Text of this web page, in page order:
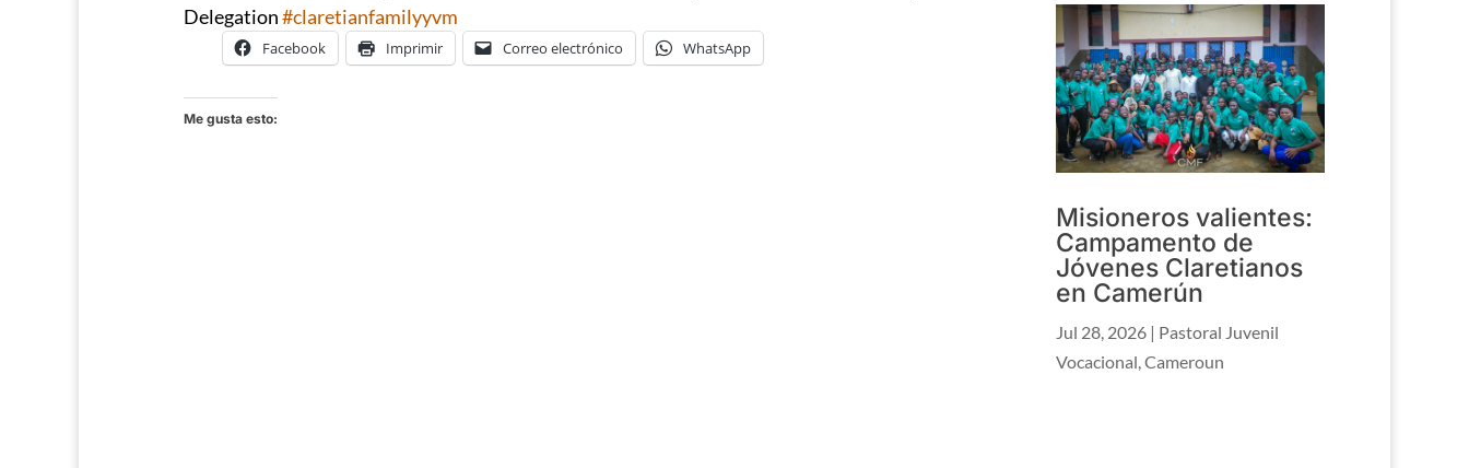
Delegation#claretianfamilyyvm
Facebook Imprimir Correo electrónico WhatsApp
Me gusta esto:
Misioneros valientes:
Campamento de
Jóvenes Claretianos
en Camerún
Jul 28, 2026 | Pastoral Juvenil
Vocacional ,Cameroun